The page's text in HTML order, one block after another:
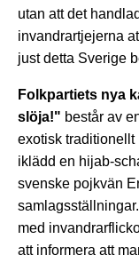
utan att det
invandrartjejerna
just detta Sverige
Folkpartiets nya
slöja!" består av
exotisk traditionellt
iklädd en hijab-
svenske pojkvän
med
att informera att